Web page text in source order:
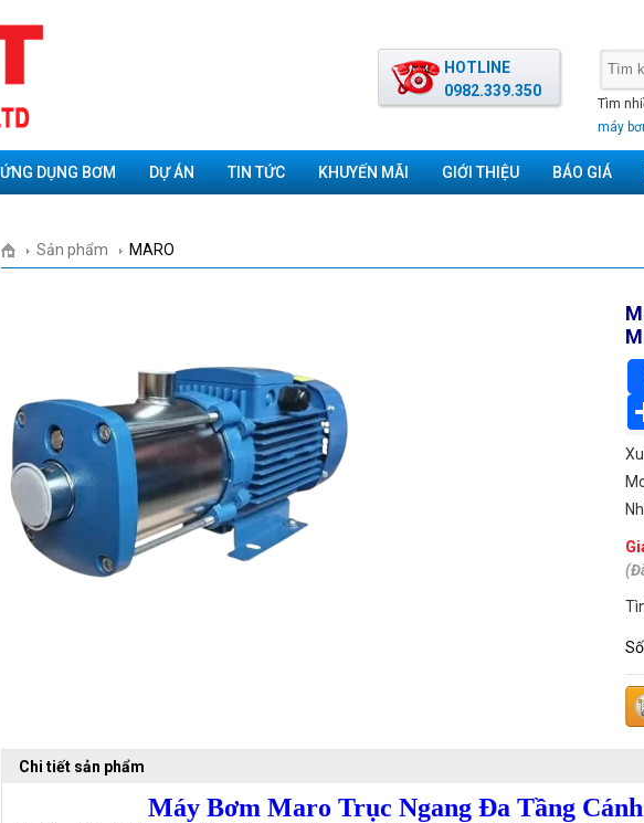
Tìm
máy
HOTLINE
0982.339.350
ỨNG DỤNG BƠM DỰ ÁN TIN TỨC KHUYẾN MÃI GIỚI THIỆU BÁO GIÁ
Sản phẩm MARO
Chi tiết sản phẩm
Máy Bơm Maro Trục Ngang Đa Tầng Cánh